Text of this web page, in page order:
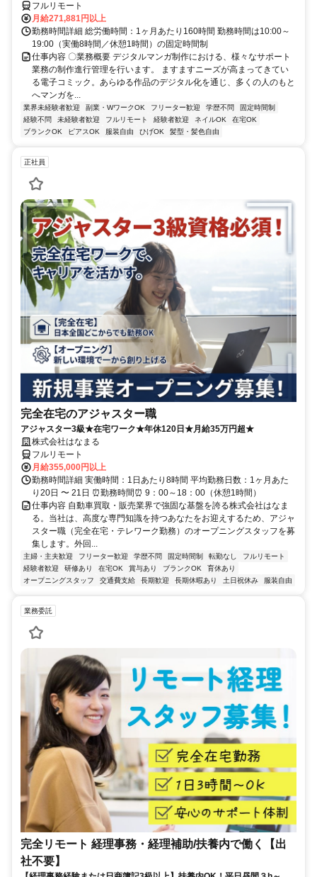
フルリモート
月給271,881円以上
勤務時間詳細 総労働時間：1ヶ月あたり160時間 勤務時間は10:00～
19:00（実働8時間／休憩1時間）の固定時間制
仕事内容 〇業務概要 デジタルマンガ制作における、様々なサポート
業務の制作進行管理を行います。 ますますニーズが高まってきてい
る電子コミック。あらゆる作品のデジタル化を通じ、多くの人のもと
へマンガを...
業界未経験者歓迎 副業・WワークOK フリーター歓迎 学歴不問
固定時間制
経験不問
未経験者歓迎 フルリモート 経験者歓迎 ネイルOK
在宅OK
ブランクOK
ピアスOK 服装自由 ひげOK 髪型・髪色自由
正社員
完全在宅のアジャスター職
アジャスター3級★在宅ワーク★年休120日★月給35万円超★
株式会社はなまる
フルリモート
月給355,000円以上
勤務時間詳細 実働時間：1日あたり8時間 平均勤務日数：1ヶ月あた
り20日 〜 21日 ⏰勤務時間⏰ 9：00～18：00（休憩1時間）
仕事内容 自動車買取・販売業界で強固な基盤を誇る株式会社はなま
る。当社は、高度な専門知識を持つあなたをお迎えするため、アジャ
スター職（完全在宅・テレワーク勤務）のオープニングスタッフを募
集します。外回...
主婦・主夫歓迎 フリーター歓迎 学歴不問 固定時間制 転勤なし
フルリモート
経験者歓迎
研修あり 在宅OK 賞与あり ブランクOK
育休あり
オープニングスタッフ
交通費支給 長期歓迎 長期休暇あり 土日祝休み 服装自由
業務委託
完全リモート 経理事務・経理補助/扶養内で働く【出
社不要】